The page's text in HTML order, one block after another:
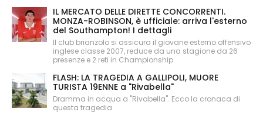
IL MERCATO DELLE DIRETTE CONCORRENTI.
MONZA-ROBINSON, è ufficiale: arriva l'esterno
del Southampton! I dettagli
Il club brianzolo si assicura il giovane esterno offensivo
inglese classe 2007, reduce da una stagione da 26
presenze e 2 reti in Championship.
FLASH: LA TRAGEDIA A GALLIPOLI, MUORE
TURISTA 19ENNE a "Rivabella"
Dramma in acqua a "Rivabella". Ecco la cronaca di
questa tragedia